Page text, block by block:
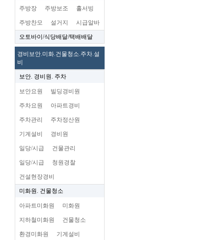
주방장 주방보조 홀서빙
주방찬모 설거지 시급알바
오토바이/식당배달/택배배달
경비보안.미화.건물청소.주차.설
비
보안. 경비원. 주차
보안요원 빌딩경비원
주차요원 아파트경비
주차관리 주차정산원
기계설비 경비원
일당/시급 건물관리
일당/시급 청원경찰
건설현장경비
미화원. 건물청소
아파트미화원 미화원
지하철미화원 건물청소
환경미화원 기계설비